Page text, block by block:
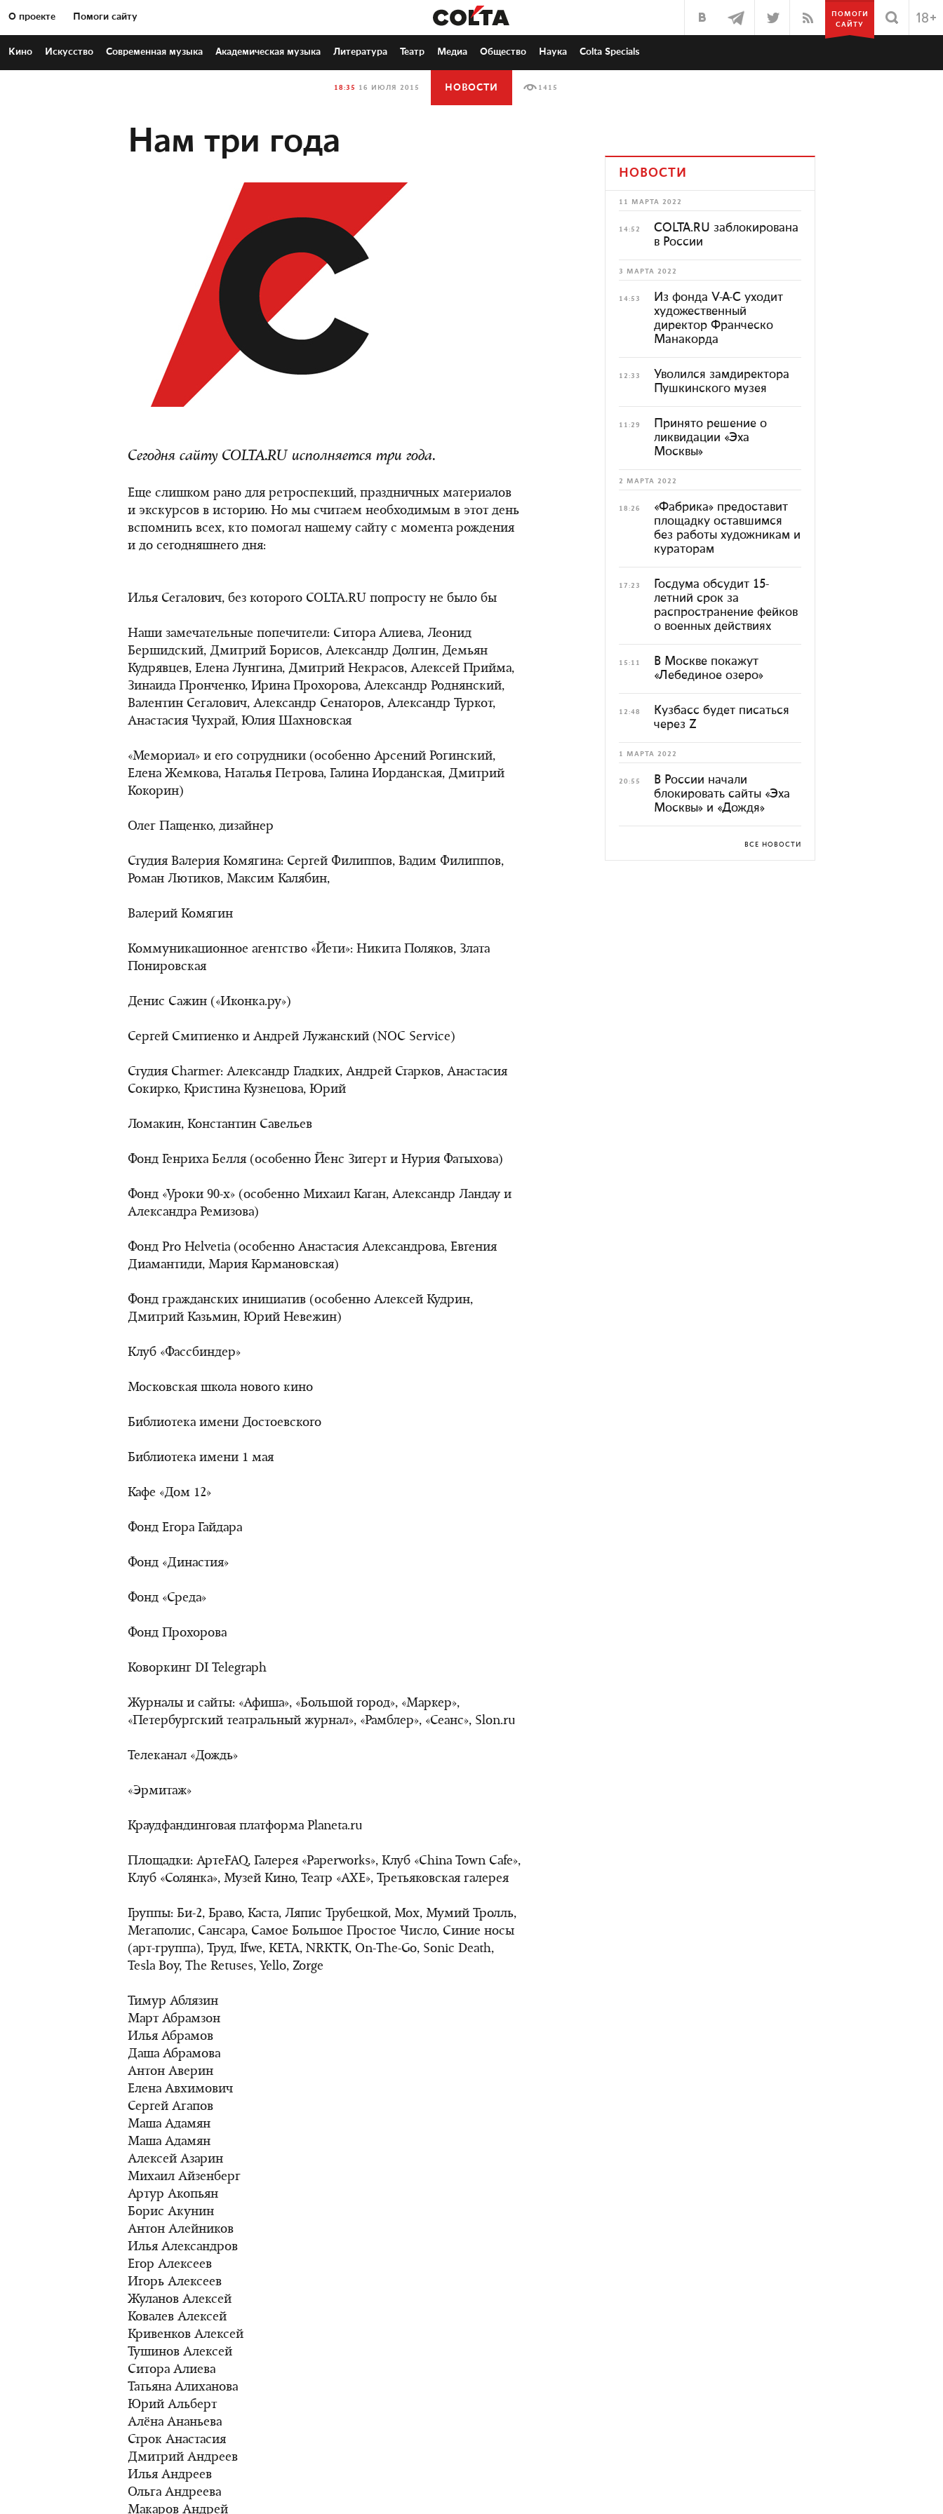
О проекте Помоги сайту
ПОМОГИ
САЙТУ
Кино Искусство Современная музыка Академическая музыка Литература Театр Медиа Общество Наука Colta Specials
18:35 16 ИЮЛЯ 2015 НОВОСТИ 1415
Нам три года
Сегодня сайту COLTA.RU исполняется три года.
Еще слишком рано для ретроспекций, праздничных материалов
и экскурсов в историю. Но мы считаем необходимым в этот день
вспомнить всех, кто помогал нашему сайту с момента рождения
и до сегодняшнего дня:
Илья Сегалович, без которого COLTA.RU попросту не было бы
Наши замечательные попечители: Ситора Алиева, Леонид
Бершидский, Дмитрий Борисов, Александр Долгин, Демьян
Кудрявцев, Елена Лунгина, Дмитрий Некрасов, Алексей Прийма,
Зинаида Пронченко, Ирина Прохорова, Александр Роднянский,
Валентин Сегалович, Александр Сенаторов, Александр Туркот,
Анастасия Чухрай, Юлия Шахновская
«Мемориал» и его сотрудники (особенно Арсений Рогинский,
Елена Жемкова, Наталья Петрова, Галина Иорданская, Дмитрий
Кокорин)
Олег Пащенко, дизайнер
Студия Валерия Комягина: Сергей Филиппов, Вадим Филиппов,
Роман Лютиков, Максим Калябин,
Валерий Комягин
Коммуникационное агентство «Йети»: Никита Поляков, Злата
Понировская
Денис Сажин («Иконка.ру»)
Сергей Смитиенко и Андрей Лужанский (NOC Service)
Студия Charmer: Александр Гладких, Андрей Старков, Анастасия
Сокирко, Кристина Кузнецова, Юрий
Ломакин, Константин Савельев
Фонд Генриха Белля (особенно Йенс Зигерт и Нурия Фатыхова)
Фонд «Уроки 90-х» (особенно Михаил Каган, Александр Ландау и
Александра Ремизова)
Фонд Pro Helvetia (особенно Анастасия Александрова, Евгения
Диамантиди, Мария Кармановская)
Фонд гражданских инициатив (особенно Алексей Кудрин,
Дмитрий Казьмин, Юрий Невежин)
Клуб «Фассбиндер»
Московская школа нового кино
Библиотека имени Достоевского
Библиотека имени 1 мая
Кафе «Дом 12»
Фонд Егора Гайдара
Фонд «Династия»
Фонд «Среда»
Фонд Прохорова
Коворкинг DI Telegraph
Журналы и сайты: «Афиша», «Большой город», «Маркер»,
«Петербургский театральный журнал», «Рамблер», «Сеанс», Slon.ru
Телеканал «Дождь»
«Эрмитаж»
Краудфандинговая платформа Planeta.ru
Площадки: АртеFAQ, Галерея «Paperworks», Клуб «China Town Cafe»,
Клуб «Солянка», Музей Кино, Театр «АХЕ», Третьяковская галерея
Группы: Би-2, Браво, Каста, Ляпис Трубецкой, Мох, Мумий Тролль,
Мегаполис, Сансара, Самое Большое Простое Число, Синие носы
(арт-группа), Труд, Ifwe, KETA, NRKTK, On-The-Go, Sonic Death,
Tesla Boy, The Retuses, Yello, Zorge
Тимур Аблязин
Март Абрамзон
Илья Абрамов
Даша Абрамова
Антон Аверин
Елена Авхимович
Сергей Агапов
Маша Адамян
Маша Адамян
Алексей Азарин
Михаил Айзенберг
Артур Акопьян
Борис Акунин
Антон Алейников
Илья Александров
Егор Алексеев
Игорь Алексеев
Жуланов Алексей
Ковалев Алексей
Кривенков Алексей
Тушинов Алексей
Ситора Алиева
Татьяна Алиханова
Юрий Альберт
Алёна Ананьева
Строк Анастасия
Дмитрий Андреев
Илья Андреев
Ольга Андреева
Макаров Андрей
НОВОСТИ
11 МАРТА 2022
14:52
COLTA.RU заблокирована
в России
3 МАРТА 2022
14:53
Из фонда V-A-C уходит
художественный
директор Франческо
Манакорда
12:33
Уволился замдиректора
Пушкинского музея
11:29
Принято решение о
ликвидации «Эха
Москвы»
2 МАРТА 2022
18:26
«Фабрика» предоставит
площадку оставшимся
без работы художникам и
кураторам
17:23
Госдума обсудит 15-
летний срок за
распространение фейков
о военных действиях
15:11
В Москве покажут
«Лебединое озеро»
12:48
Кузбасс будет писаться
через Z
1 МАРТА 2022
20:55
В России начали
блокировать сайты «Эха
Москвы» и «Дождя»
ВСЕ НОВОСТИ